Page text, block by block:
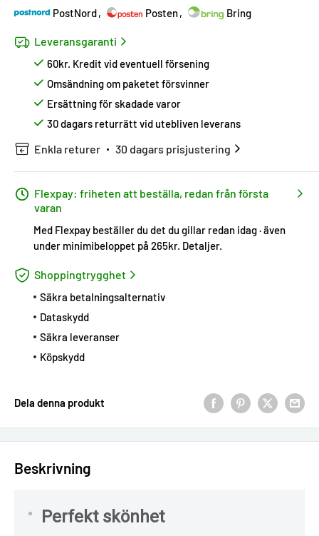
PostNord
Posten Bring
Leveransgaranti
60kr. Kredit vid eventuell försening
Omsändning om paketet försvinner
Ersättning för skadade varor
30 dagars returrätt vid utebliven leverans
Enkla returer 30 dagars prisjustering
Flexpay: friheten att beställa, redan från första
varan
Med Flexpay beställer du det du gillar redan idag · även
under minimibeloppet på 265kr. Detaljer.
Shoppingtrygghet
Säkra betalningsalternativ
Dataskydd
Säkra leveranser
Köpskydd
Dela denna produkt
Beskrivning
Perfekt skönhet